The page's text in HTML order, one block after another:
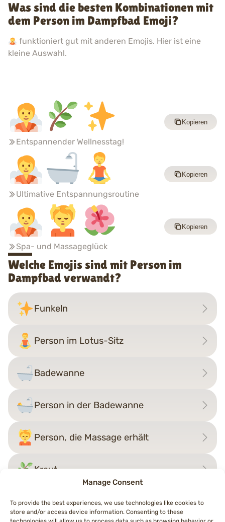
Manage Consent
To provide the best experiences, we use technologies like cookies to
store and/or access device information. Consenting to these
Was sind die besten Kombinationen mit
dem Person im Dampfbad Emoji?
funktioniert gut mit anderen Emojis. Hier ist eine
kleine Auswahl.
Entspannender Wellnesstag!
Kopieren
Ultimative Entspannungsroutine
Kopieren
Spa- und Massageglück
Kopieren
Welche Emojis sind mit Person im
Dampfbad verwandt?
Funkeln
Person im Lotus-Sitz
Badewanne
Person in der Badewanne
Person, die Massage erhält
Kraut